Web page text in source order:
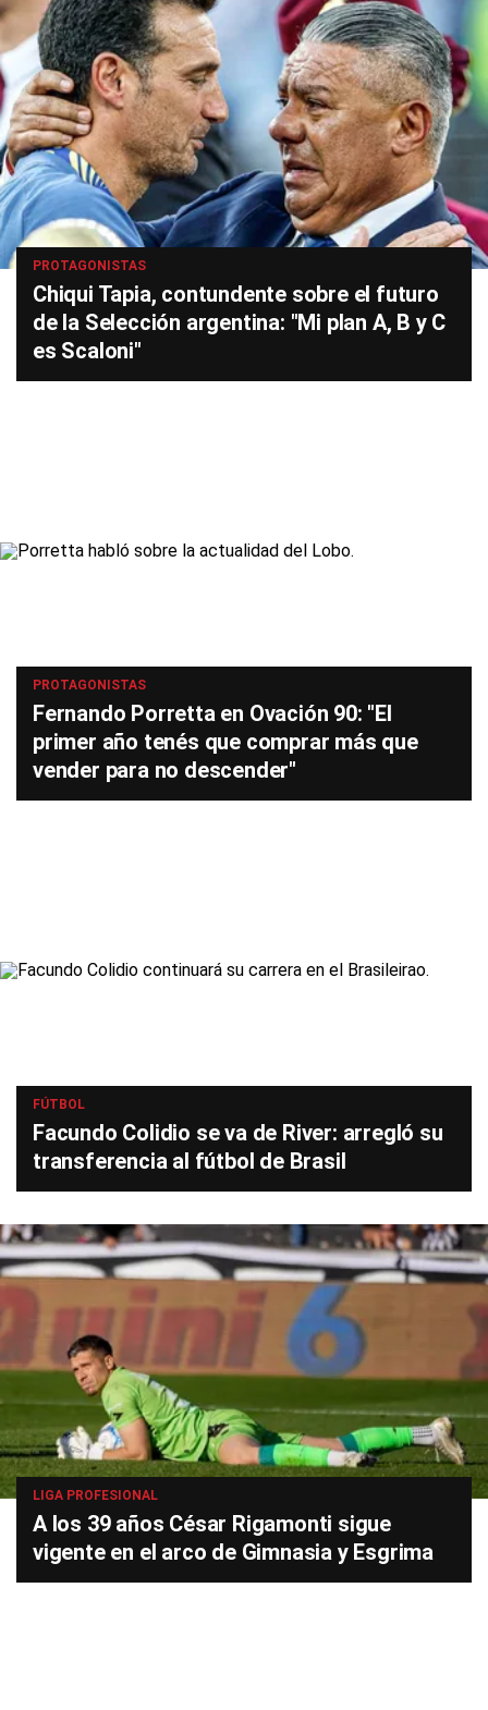
PROTAGONISTAS
Chiqui Tapia, contundente sobre el futuro
de la Selección argentina: "Mi plan A, B y C
es Scaloni"
PROTAGONISTAS
Fernando Porretta en Ovación 90: "El
primer año tenés que comprar más que
vender para no descender"
FÚTBOL
Facundo Colidio se va de River: arregló su
transferencia al fútbol de Brasil
LIGA PROFESIONAL
A los 39 años César Rigamonti sigue
vigente en el arco de Gimnasia y Esgrima